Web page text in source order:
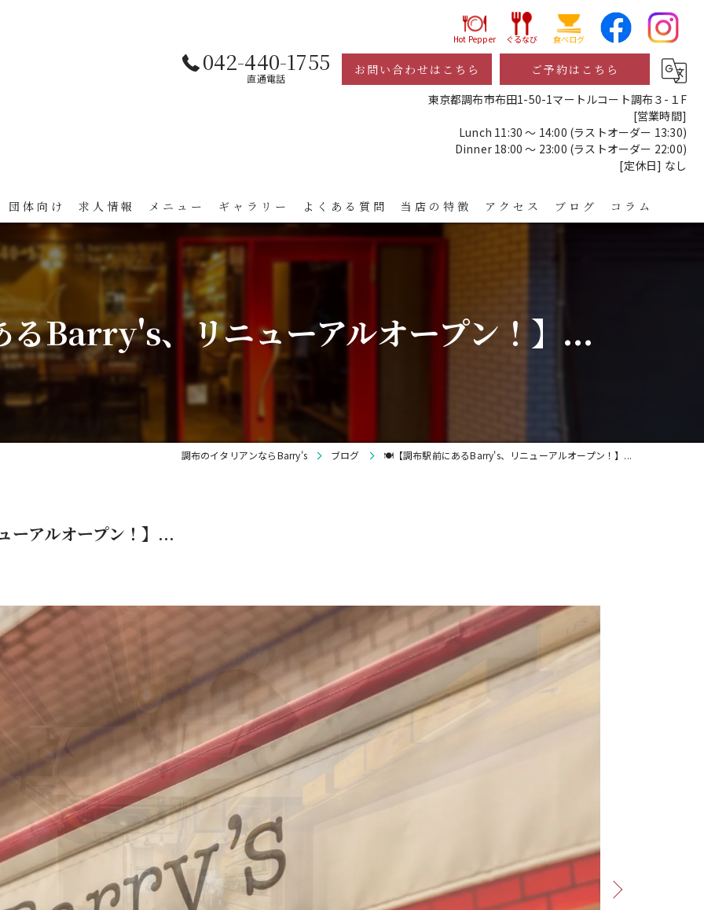
Hot Pepper ぐるなび 食べログ
042-440-1755
直通電話
お問い合わせはこちら
ご予約はこちら
東京都調布市布田1-50-1マートルコート調布３-１F
[営業時間]
Lunch 11:30 ～ 14:00 (ラストオーダー 13:30)
Dinner 18:00 ～ 23:00 (ラストオーダー 22:00)
[定休日] なし
体向け 求人情報 メニュー ギャラリー よくある質問 当店の特徴
宴会
アクセス ブログ コラム
Barry's、リニューアルオープン！】...
調布のイタリアンならBarry's ブログ 🍽️【調布駅前にあるBarry's、リニューアルオープン！】...
アルオープン！】...